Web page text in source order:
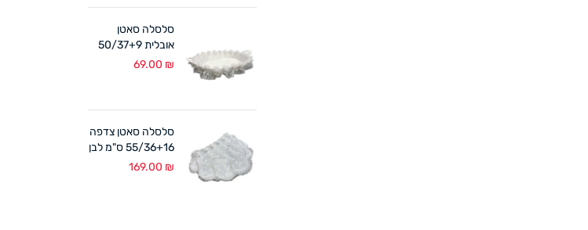
סלסלה סאטן
אובלית 50/37+9
ס"מ לבן
69.00 ₪
סלסלה סאטן צדפה
55/36+16 ס"מ לבן
169.00 ₪